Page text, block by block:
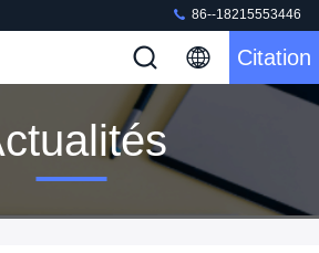
86--18215553446
Citation